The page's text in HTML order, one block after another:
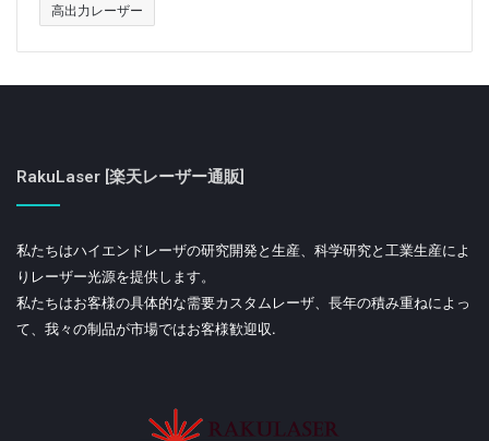
高出力レーザー
RakuLaser [楽天レーザー通販]
私たちはハイエンドレーザの研究開発と生産、科学研究と工業生産によ
りレーザー光源を提供します。
私たちはお客様の具体的な需要カスタムレーザ、長年の積み重ねによっ
て、我々の制品が市場ではお客様歓迎収.